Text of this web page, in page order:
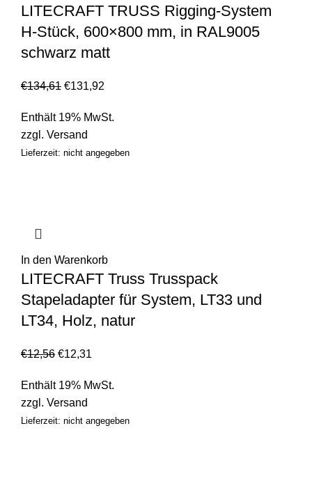
LITECRAFT TRUSS Rigging-System
H-Stück, 600×800 mm, in RAL9005
schwarz matt
€134,61 €131,92
Enthält 19% MwSt.
zzgl. Versand
Lieferzeit: nicht angegeben
In den Warenkorb
LITECRAFT Truss Trusspack
Stapeladapter für System, LT33 und
LT34, Holz, natur
€12,56 €12,31
Enthält 19% MwSt.
zzgl. Versand
Lieferzeit: nicht angegeben